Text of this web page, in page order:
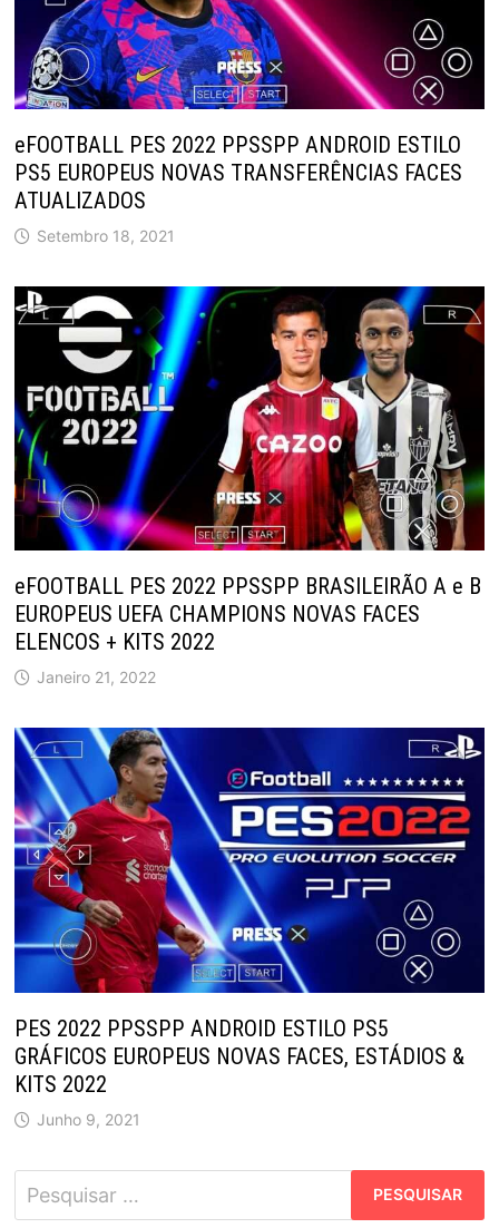
eFOOTBALL PES 2022 PPSSPP ANDROID ESTILO
PS5 EUROPEUS NOVAS TRANSFERÊNCIAS FACES
ATUALIZADOS
Setembro 18, 2021
eFOOTBALL PES 2022 PPSSPP BRASILEIRÃO A e B
EUROPEUS UEFA CHAMPIONS NOVAS FACES
ELENCOS + KITS 2022
Janeiro 21, 2022
PES 2022 PPSSPP ANDROID ESTILO PS5
GRÁFICOS EUROPEUS NOVAS FACES, ESTÁDIOS &
KITS 2022
Junho 9, 2021
Pesquisar
por: